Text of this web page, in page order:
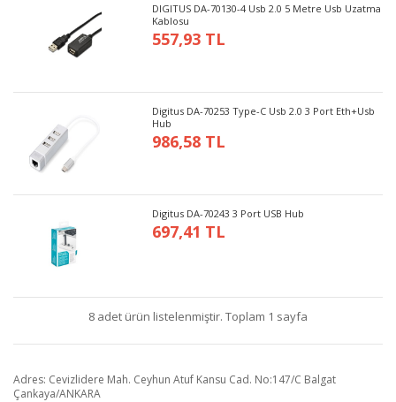
DIGITUS DA-70130-4 Usb 2.0 5 Metre Usb Uzatma
Kablosu
557,93 TL
Digitus DA-70253 Type-C Usb 2.0 3 Port Eth+Usb
Hub
986,58 TL
Digitus DA-70243 3 Port USB Hub
697,41 TL
8 adet ürün listelenmiştir. Toplam 1 sayfa
Adres: Cevizlidere Mah. Ceyhun Atuf Kansu Cad. No:147/C Balgat
Çankaya/ANKARA